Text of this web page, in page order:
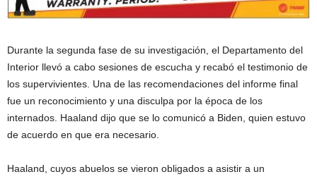
Durante la segunda fase de su investigación, el Departamento del
Interior llevó a cabo sesiones de escucha y recabó el testimonio de
los supervivientes. Una de las recomendaciones del informe final
fue un reconocimiento y una disculpa por la época de los
internados. Haaland dijo que se lo comunicó a Biden, quien estuvo
de acuerdo en que era necesario.
Haaland, cuyos abuelos se vieron obligados a asistir a un